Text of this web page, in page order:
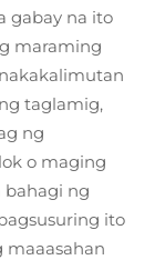
gabay na ito
maraming
taglamig,
ng
o maging
bahagi ng
ito